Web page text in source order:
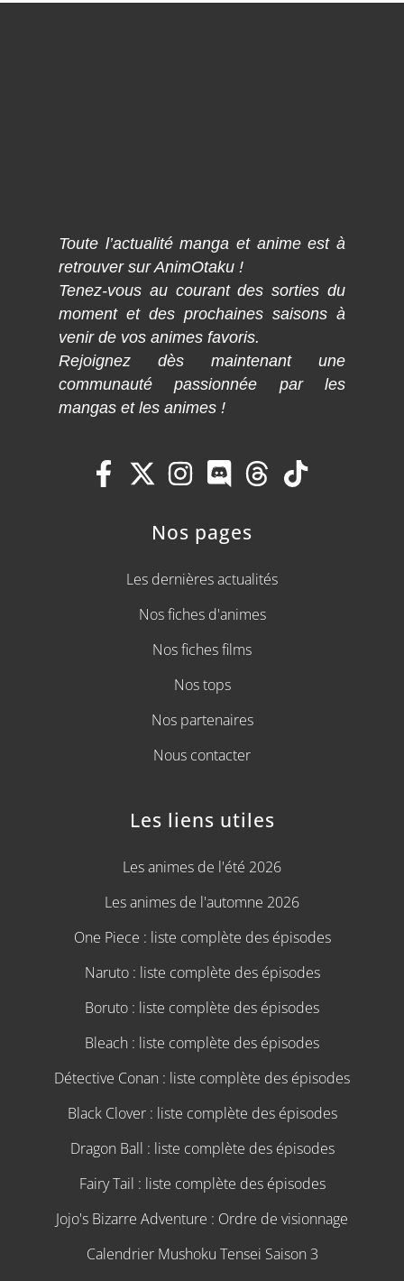
Toute l’actualité manga et anime est à
retrouver sur AnimOtaku !
Tenez-vous au courant des sorties du
moment et des prochaines saisons à
venir de vos animes favoris.
Rejoignez dès maintenant une
communauté passionnée par les
mangas et les animes !
Nos pages
Les dernières actualités
Nos fiches d'animes
Nos fiches films
Nos tops
Nos partenaires
Nous contacter
Les liens utiles
Les animes de l'été 2026
Les animes de l'automne 2026
One Piece : liste complète des épisodes
Naruto : liste complète des épisodes
Boruto : liste complète des épisodes
Bleach : liste complète des épisodes
Détective Conan : liste complète des épisodes
Black Clover : liste complète des épisodes
Dragon Ball : liste complète des épisodes
Fairy Tail : liste complète des épisodes
Jojo's Bizarre Adventure : Ordre de visionnage
Calendrier Mushoku Tensei Saison 3